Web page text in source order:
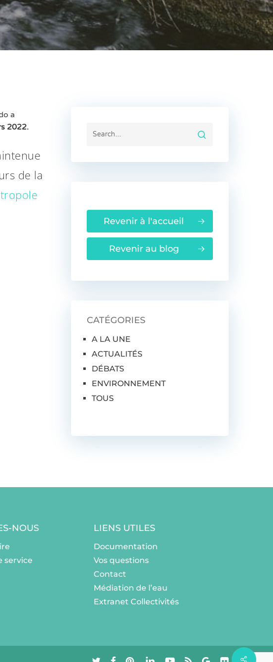
a
2022.
de la
Revenir à l'accueil
Revenir au blog
CATÉGORIES
A LA UNE
ACTUALITÉS
DÉBATS
ENVIRONNEMENT
TOUS
NOUS
service
LIENS UTILES
Documentation
Vos questions
Contact
Médiation de l’eau
Extranet Collectivités
twitterfacebookpinterestlinkedinyoutube
RSS google-
flickr